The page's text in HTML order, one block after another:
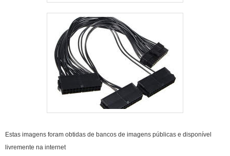
Estas imagens foram obtidas de bancos de imagens públicas e disponível
livremente na internet